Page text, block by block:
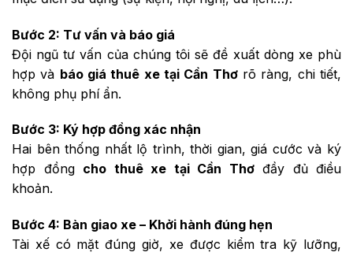
Bước 2: Tư vấn và báo giá
Đội ngũ tư vấn của chúng tôi sẽ đề xuất dòng xe phù
hợp và báo giá thuê xe tại Cần Thơrõ ràng, chi tiết,
không phụ phí ẩn.
Bước 3: Ký hợp đồng xác nhận
Hai bên thống nhất lộ trình, thời gian, giá cước và ký
hợp đồng cho thuê xe tại Cần Thơđầy đủ điều
khoản.
Bước 4: Bàn giao xe – Khởi hành đúng hẹn
Tài xế có mặt đúng giờ, xe được kiểm tra kỹ lưỡng,